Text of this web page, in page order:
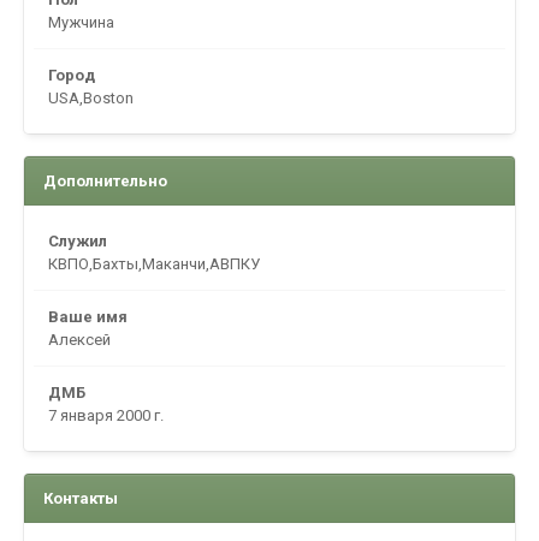
Мужчина
Город
USA,Boston
Дополнительно
Служил
КВПО,Бахты,Маканчи,АВПКУ
Ваше имя
Алексей
ДМБ
7 января 2000 г.
Контакты